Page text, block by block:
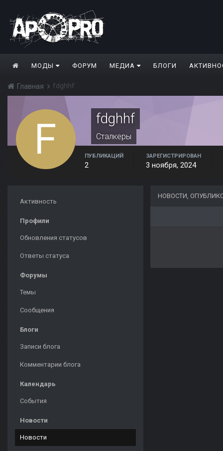
МОДЫ ФОРУМ МЕДИА БЛОГИ
Главная fdghhf
fdghhf
Сталкеры
ПУБЛИКАЦИЙ
2
ЗАРЕГИСТРИРОВАН
3 ноября, 2024
Активность
Профили
Обновления статусов
Ответы статуса
Форумы
Темы
Сообщения
Блоги
Записи блога
Комментарии блога
Календарь
События
Новости
Новости
НОВОСТИ,